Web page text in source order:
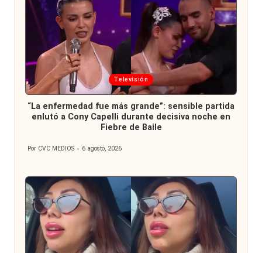
Publicada
en
Televisión
“La enfermedad fue más grande”: sensible partida
enlutó a Cony Capelli durante decisiva noche en
Fiebre de Baile
Publicado
Por CVC MEDIOS 6 agosto, 2026